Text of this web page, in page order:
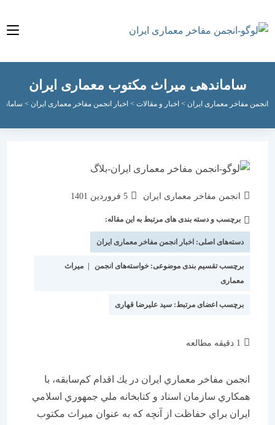
ساماندهی ميراث مكتوب معماری ایران
مفاخر معماری ایران > اخبار و مقالات>اخبار انجمن مفاخر معماری ایران > ساماندهی
انجمن مفاخر معماری ایران
نوشته
شده
است:
5 فروردین 1401
برچسب و دسته بندی های مرتبط به این مقاله:
دسته‌های اصلی:اخبار انجمن مفاخر معماری ایران
برچسب تقسیم بندی موضوعی:خواسته‌های انجمن
میراث
برچسب اعضای مرتبط: سید علیرضا قهاری
انجمن مفاخر معماري ايران در يك اقدام كم‌سابقه، با
همكاري سازمان اسناد و كتابخانه ملي جمهوري اسلامي
ايران براي حفاظت از آنچه كه به عنوان ميراث مكتوب